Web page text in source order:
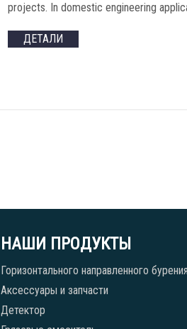
projects. In domestic engineering
ДЕТАЛИ
НАШИ ПРОДУКТЫ
Горизонтального направленного бурения
Аксессуары и запчасти
Детектор